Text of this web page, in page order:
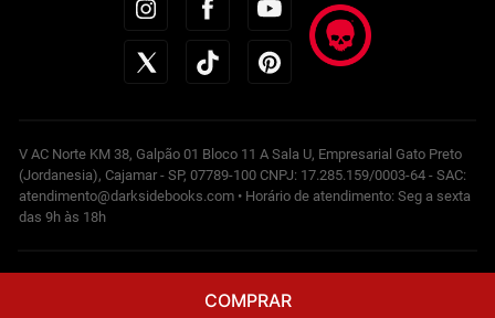
COMPRAR
V AC Norte KM 38, Galpão 01 Bloco 11 A Sala U, Empresarial Gato Preto
(Jordanesia), Cajamar - SP, 07789-100 CNPJ: 17.285.159/0003-64 - SAC:
atendimento@darksidebooks.com • Horário de atendimento: Seg a sexta
das 9h às 18h